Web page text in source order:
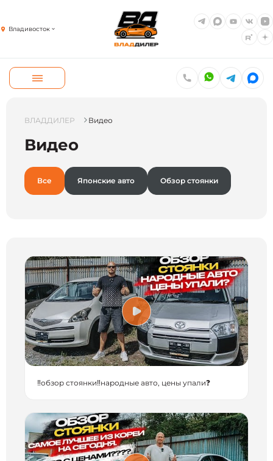
Владивосток
ВЛАДДИЛЕР Видео
Видео
Все Японские авто Обзор стоянки
‼️обзор стоянки‼️народные авто, цены упали❓